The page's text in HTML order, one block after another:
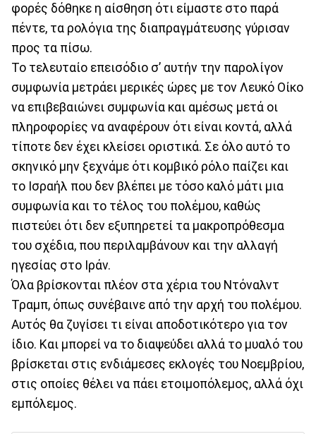
φορές δόθηκε η αίσθηση ότι είμαστε στο παρά
πέντε, τα ρολόγια της διαπραγμάτευσης γύρισαν
προς τα πίσω.
Το τελευταίο επεισόδιο σ’ αυτήν την παρολίγον
συμφωνία μετράει μερικές ώρες με τον Λευκό Οίκο
να επιβεβαιώνει συμφωνία και αμέσως μετά οι
πληροφορίες να αναφέρουν ότι είναι κοντά, αλλά
τίποτε δεν έχει κλείσει οριστικά. Σε όλο αυτό το
σκηνικό μην ξεχνάμε ότι κομβικό ρόλο παίζει και
το Ισραήλ που δεν βλέπει με τόσο καλό μάτι μια
συμφωνία και το τέλος του πολέμου, καθώς
πιστεύει ότι δεν εξυπηρετεί τα μακροπρόθεσμα
του σχέδια, που περιλαμβάνουν και την αλλαγή
ηγεσίας στο Ιράν.
Όλα βρίσκονται πλέον στα χέρια του Ντόναλντ
Τραμπ, όπως συνέβαινε από την αρχή του πολέμου.
Αυτός θα ζυγίσει τι είναι αποδοτικότερο για τον
ίδιο. Και μπορεί να το διαψεύδει αλλά το μυαλό του
βρίσκεται στις ενδιάμεσες εκλογές του Νοεμβρίου,
στις οποίες θέλει να πάει ετοιμοπόλεμος, αλλά όχι
εμπόλεμος.